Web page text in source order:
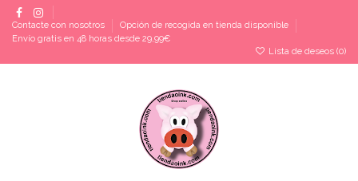
Contacte con nosotros
Opción de recogida en tienda disponible
Envío gratis en 48 horas desde 29,99€
Lista de deseos (0)